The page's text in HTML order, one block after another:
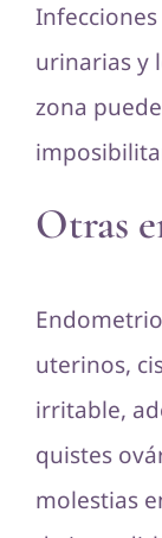
urinarias y
zona
Otras
uterinos,
irritable,
quistes
molestias